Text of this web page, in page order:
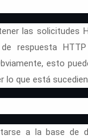
las solicitudes
respuesta
esto
lo que está
a la base de